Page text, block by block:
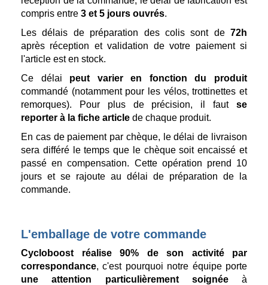
compris entre 3 et 5 jours ouvrés.
Les délais de préparation des colis sont de 72h
après réception et validation de votre paiement si
l'article est en stock.
Ce délai peut varier en fonction du produit
commandé (notamment pour les vélos, trottinettes et
remorques). Pour plus de précision, il faut se
reporter à la fiche article de chaque produit.
En cas de paiement par chèque, le délai de livraison
sera différé le temps que le chèque soit encaissé et
passé en compensation. Cette opération prend 10
jours et se rajoute au délai de préparation de la
commande.
L'emballage de votre commande
Cycloboost réalise 90% de son activité par
correspondance, c'est pourquoi notre équipe porte
une attention particulièrement soignée à